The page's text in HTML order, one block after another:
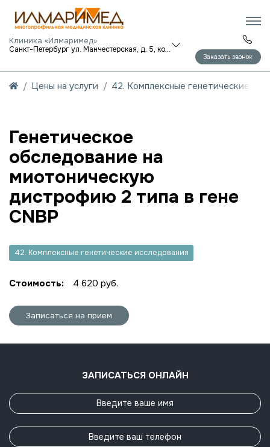
Клиника «Илмаримед»
Санкт-Петербург ул. Манчестерская, д. 5, корп. 1
Заказать звонок
Цены на услуги 42. Комплексные генетические
Генетическое
обследование на
миотоническую
дистрофию 2 типа в гене
CNBP
42. Комплексные генетические исследования
Стоимость: 4 620 руб.
Записаться на прием
ЗАПИСАТЬСЯ ОНЛАЙН